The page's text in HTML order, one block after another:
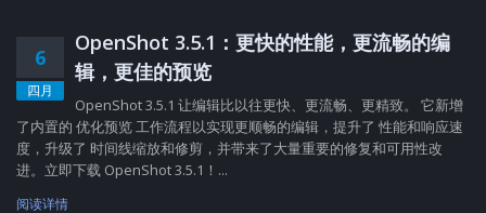
6
四月
OpenShot 3.5.1：更快的性能，更流畅的编
辑，更佳的预览
OpenShot 3.5.1 让编辑比以往更快、更流畅、更精致。 它新增
了内置的 优化预览 工作流程以实现更顺畅的编辑，提升了 性能和响应速
度，升级了 时间线缩放和修剪，并带来了大量重要的修复和可用性改
进。立即下载 OpenShot 3.5.1！...
阅读详情